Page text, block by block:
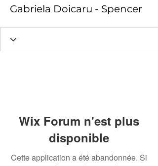
Gabriela Doicaru - Spencer
Wix Forum n'est plus
disponible
Cette application a été abandonnée. Si